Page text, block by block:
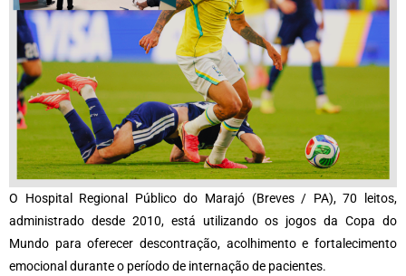
O Hospital Regional Público do Marajó (Breves / PA), 70 leitos,
administrado desde 2010, está utilizando os jogos da Copa do
Mundo para oferecer descontração, acolhimento e fortalecimento
emocional durante o período de internação de pacientes.